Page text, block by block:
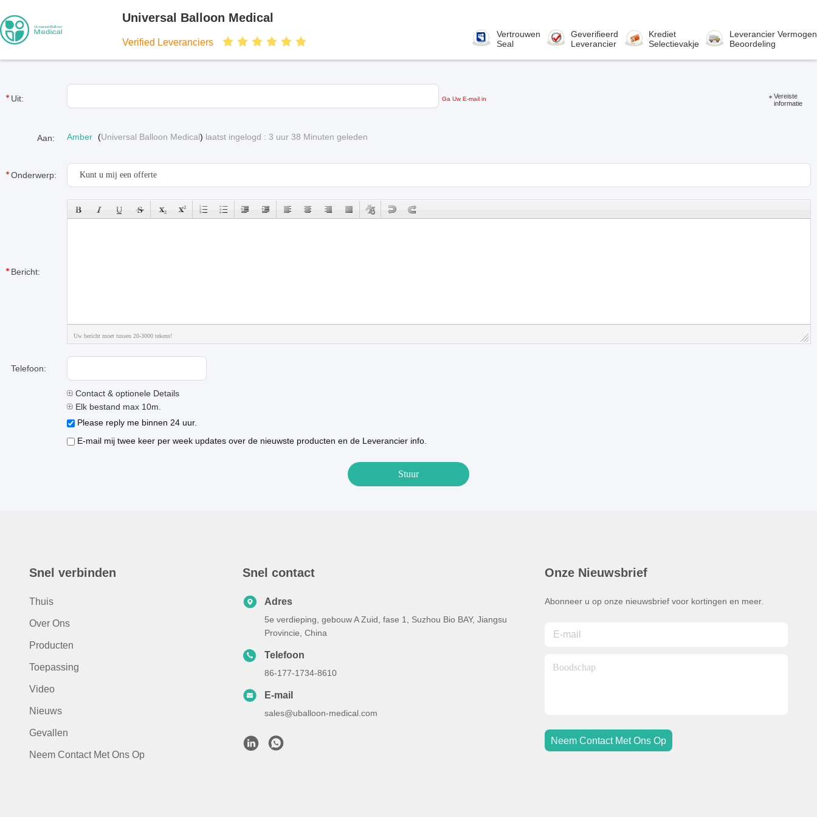
Universal Balloon Medical
Verified Leveranciers
Vertrouwen
Seal
Geverifieerd
Leverancier
Krediet
Selectievakje
Leverancier Vermogen
Beoordeling
Uit: Ga Uw E-mail in
Vereiste
informatie
Aan: Amber (Universal Balloon Medical) laatst ingelogd : 3 uur 38 Minuten geleden
Onderwerp:
Bericht:
Uw bericht moet tussen 20-3000 tekens!
Telefoon:
Contact & optionele Details
Elk bestand max 10m.
Please reply me binnen 24 uur.
E-mail mij twee keer per week updates over de nieuwste producten en de Leverancier info.
Snel verbinden
Thuis
Over Ons
Producten
Toepassing
Video
Nieuws
Gevallen
Neem Contact Met Ons Op
Snel contact
Adres
5e verdieping, gebouw A Zuid, fase 1, Suzhou Bio BAY, Jiangsu
Provincie, China
Telefoon
86-177-1734-8610
E-mail
sales@uballoon-medical.com
Onze Nieuwsbrief
Abonneer u op onze nieuwsbrief voor kortingen en meer.
Neem Contact Met Ons Op